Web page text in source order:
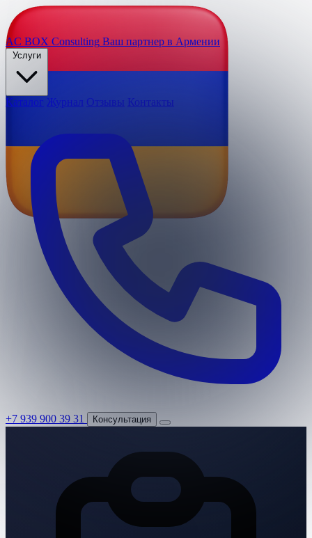
AC BOX Consulting Ваш партнер в Армении
Услуги
Каталог Журнал Отзывы Контакты
+7 939 900 39 31 Консультация